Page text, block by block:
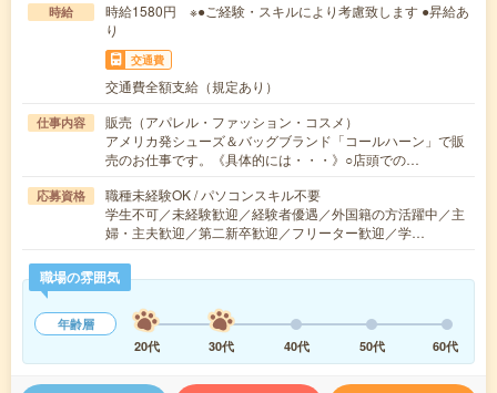
時給
時給1580円 ※●ご経験・スキルにより考慮致します ●昇給あ
り
交通費
交通費全額支給（規定あり）
仕事内容
販売（アパレル・ファッション・コスメ）
アメリカ発シューズ＆バッグブランド「コールハーン」で販
売のお仕事です。《具体的には・・・》○店頭での…
応募資格
職種未経験OK / パソコンスキル不要
学生不可／未経験歓迎／経験者優遇／外国籍の方活躍中／主
婦・主夫歓迎／第二新卒歓迎／フリーター歓迎／学…
職場の雰囲気
年齢層
20代
30代 40代 50代 60代